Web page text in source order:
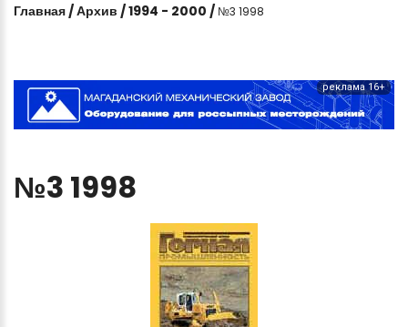
Главная /Архив /1994 - 2000 / №3 1998
реклама 16+
№3 1998